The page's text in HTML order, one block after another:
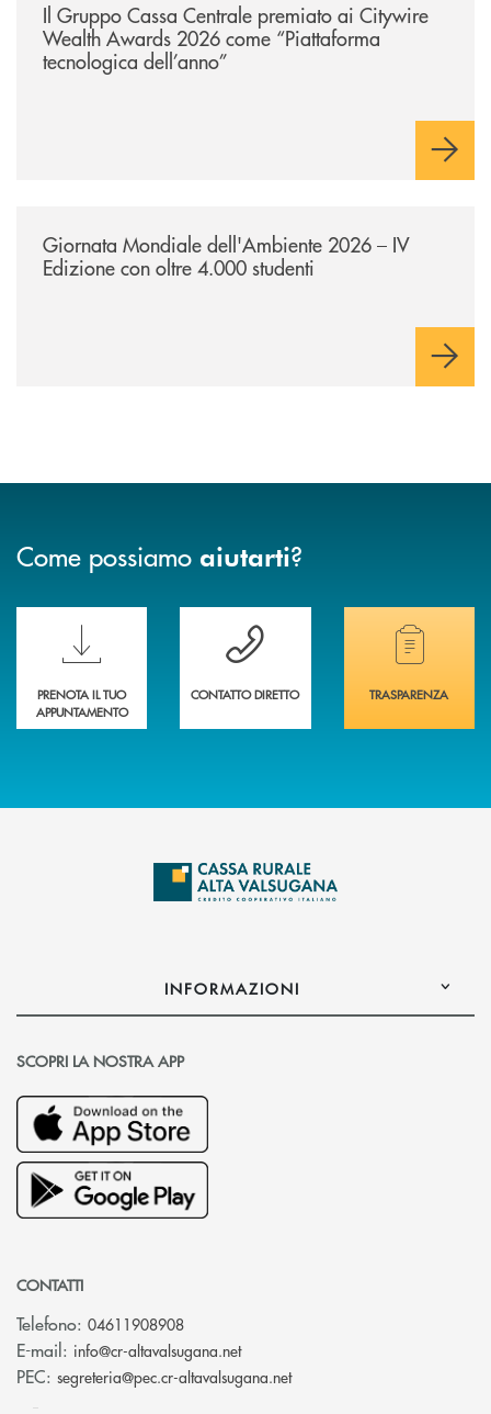
Il Gruppo Cassa Centrale premiato ai Citywire
Wealth Awards 2026 come “Piattaforma
tecnologica dell’anno”
Giornata Mondiale dell'Ambiente 2026 – IV
Edizione con oltre 4.000 studenti
Come possiamo aiutarti?
Scopri le funzionalità della nuova PRENOTA BANCA
PRENOTA IL TUO
APPUNTAMENTO
Hai bisogno di assistenza immediata?
CONTATTO DIRETTO
Hai bisogno di
TRASPARENZA
INFORMAZIONI
SCOPRI LA NOSTRA APP
CONTATTI
Telefono: 04611908908
E-mail: info@cr-altavalsugana.net(si apre l’app di posta
PEC: segreteria@pec.cr-altavalsugana.net(si apre l’app di posta